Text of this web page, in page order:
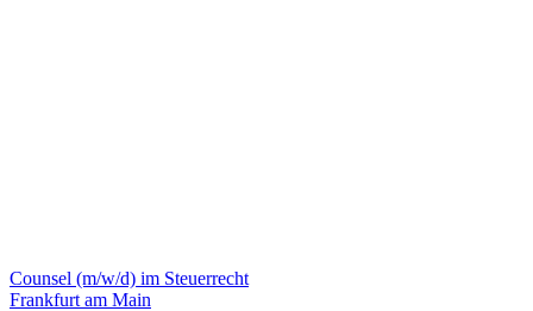
Counsel (m/w/d) im Steuerrecht
Frankfurt am Main